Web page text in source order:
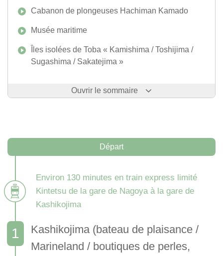
Ouvrir le sommaire
Cabanon de plongeuses Hachiman Kamado
Musée maritime
Îles isolées de Toba « Kamishima / Toshijima /
Sugashima / Sakatejima »
Départ
Environ 130 minutes en train express limité
Kintetsu de la gare de Nagoya à la gare de
Kashikojima
Kashikojima (bateau de plaisance /
Marineland / boutiques de perles,